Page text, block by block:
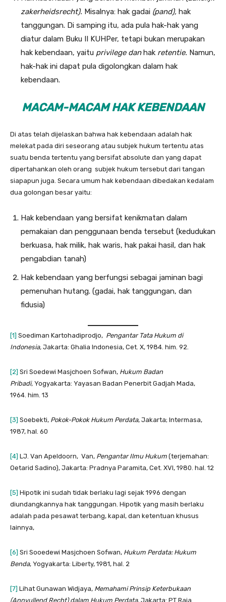
zakerheidsrecht). Misalnya: hak gadai (pand), hak
tanggungan. Di sam­ping itu, ada pula hak-hak yang
diatur dalam Buku II KUHPer, tetapi bukan merupakan
hak kebendaan, yaitu privilege danhak retentie. Namun,
hak-hak ini dapat pula digolongkan dalam hak
kebendaan.
MACAM-MACAM HAK KEBENDAAN
Di atas telah dijelaskan bahwa hak kebendaan adalah hak
melekat pada diri seseorang atau subjek hukum tertentu atas
suatu benda tertentu yang bersifat absolute dan yang dapat
dipertahankan oleh orang subjek hukum tersebut dari tangan
siapapun juga. Secara umum hak kebendaan dibedakan kedalam
dua golongan besar yaitu:
Hak kebendaan yang bersifat kenikmatan dalam
pemakaian dan penggunaan benda tersebut (kedudukan
berkuasa, hak milik, hak waris, hak pakai hasil, dan hak
pengabdian tanah)
Hak kebendaan yang berfungsi sebagai jaminan bagi
pemenuhan hutang. (gadai, hak tanggungan, dan
fidusia)
[1] Soediman Kartohadiprodjo, Pengantar Tata Hukum di
Indonesia, Jakarta: Ghalia Indonesia, Cet. X, 1984. him. 92.
[2] Sri Soedewi Masjchoen Sofwan, Hukum Badan
Pribadi, Yogyakarta: Yayasan Badan Penerbit Gadjah Mada,
1964. him. 13
[3] Soebekti, Pokok-Pokok Hukum Perdata, Jakarta; Intermasa,
1987, hal. 60
[4] LJ. Van Apeldoorn, Van, Pengantar Ilmu Hukum (terjemahan:
Oetarid Sadino), Jakarta: Pradnya Paramita, Cet. XVI, 1980. hal. 12
[5] Hipotik ini sudah tidak berlaku lagi sejak 1996 dengan
diundangkannya hak tanggungan. Hipotik yang masih berlaku
adalah pada pesawat terbang, kapal, dan ketentuan khusus
lainnya,
[6] Sri Sooedewi Masjchoen Sofwan, Hukum Perdata: Hukum
Benda, Yogyakarta: Liberty, 1981, hal. 2
[7] Lihat Gunawan Widjaya, Memahami Prinsip Keterbukaan
(Annvullend Recht) dalam Hukum Perdata, Jakarta: PT Raja